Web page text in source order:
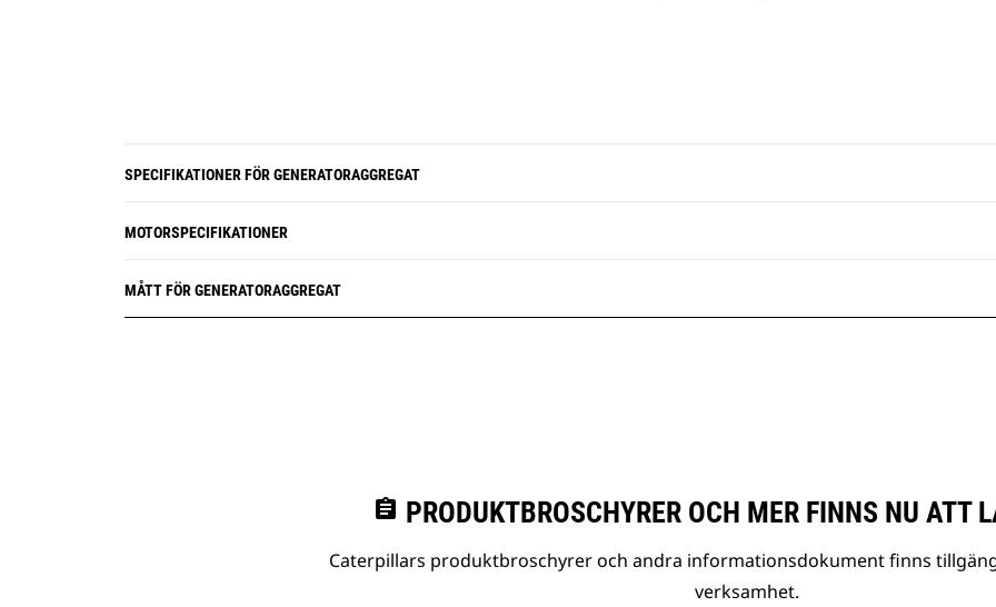
SPECIFIKATIONER FÖR GENERATORAGGREGAT
MOTORSPECIFIKATIONER
MÅTT FÖR GENERATORAGGREGAT
assignment PRODUKTBROSCHYRER OCH MER FINNS NU ATT
Caterpillars produktbroschyrer och andra informationsdokument finns
verksamhet.